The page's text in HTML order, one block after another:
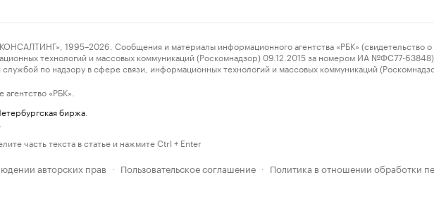
1995–2026. Сообщения и материалы информационного агентства «РБК» (свидетельство о
технологий и массовых коммуникаций (Роскомнадзор) 09.12.2015 за номером ИА №ФС77-63848)
по надзору в сфере связи, информационных технологий и массовых коммуникаций
«РБК».
биржа
часть текста в статье и нажмите Ctrl + Enter
авторских прав · Пользовательское соглашение · Политика в отношении обработки